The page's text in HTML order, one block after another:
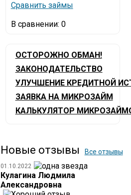
Сравнить займы
В сравнении: 0
ОСТОРОЖНО ОБМАН!
ЗАКОНОДАТЕЛЬСТВО
УЛУЧШЕНИЕ КРЕДИТНОЙ
ЗАЯВКА НА МИКРОЗАЙМ
КАЛЬКУЛЯТОР
Новые отзывы Все отзывы
01.10.2022
Кулагина Людмила
Александровна